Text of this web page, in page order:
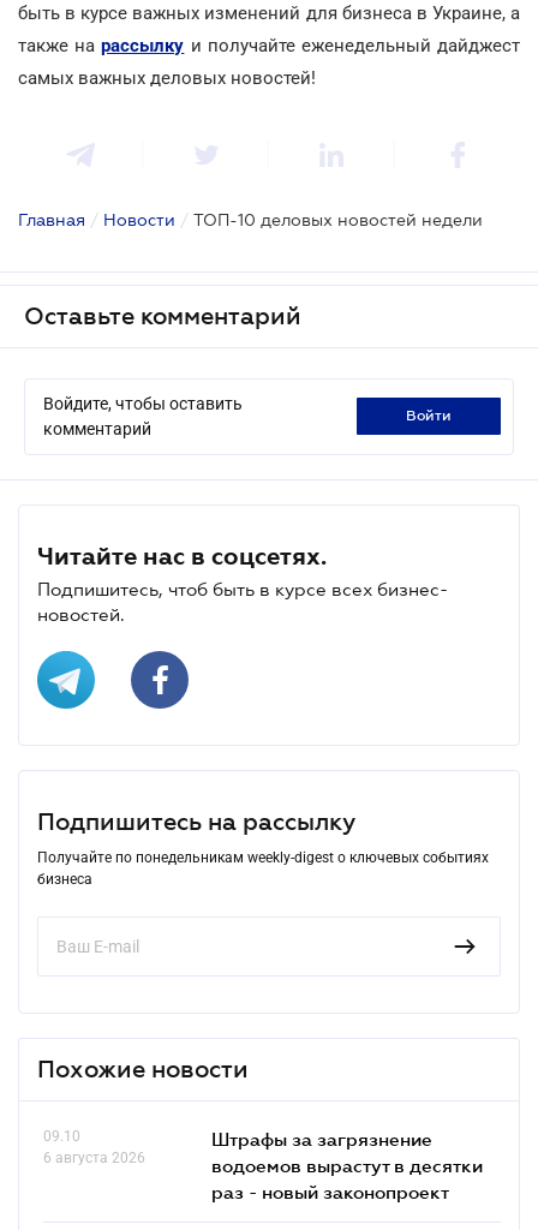
быть в курсе важных изменений для бизнеса в Украине, а
также нарассылку и получайте еженедельный дайджест
самых важных деловых новостей!
Главная / Новости / ТОП-10 деловых новостей недели
Оставьте комментарий
Войдите, чтобы оставить
комментарий
войти
Читайте нас в соцсетях.
Подпишитесь, чтоб быть в курсе всех бизнес-
новостей.
Подпишитесь на рассылку
Получайте по понедельникам weekly-digest о ключевых событиях
бизнеса
Похожие новости
09.10
6 августа 2026
Штрафы за загрязнение
водоемов вырастут в десятки
раз - новый законопроект